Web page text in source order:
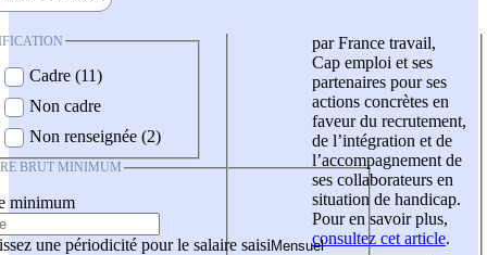
Cadre (11)
Non cadre
Non renseignée (2)
BRUT MINIMUM
minimum
une périodicité pour le salaire saisi
par France travail,
Cap emploi et ses
partenaires pour ses
actions concrètes en
faveur du recrutement,
de l’intégration et de
l’accompagnement de
ses collaborateurs en
situation de handicap.
Pour en savoir plus,
consultez cet article.